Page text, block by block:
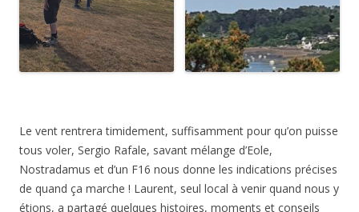
Le vent rentrera timidement, suffisamment pour qu’on puisse
tous voler, Sergio Rafale, savant mélange d’Eole,
Nostradamus et d’un F16 nous donne les indications précises
de quand ça marche ! Laurent, seul local à venir quand nous y
étions, a partagé quelques histoires, moments et conseils